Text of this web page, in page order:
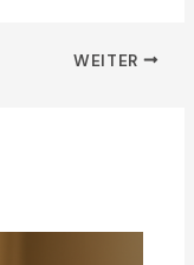
WEITER